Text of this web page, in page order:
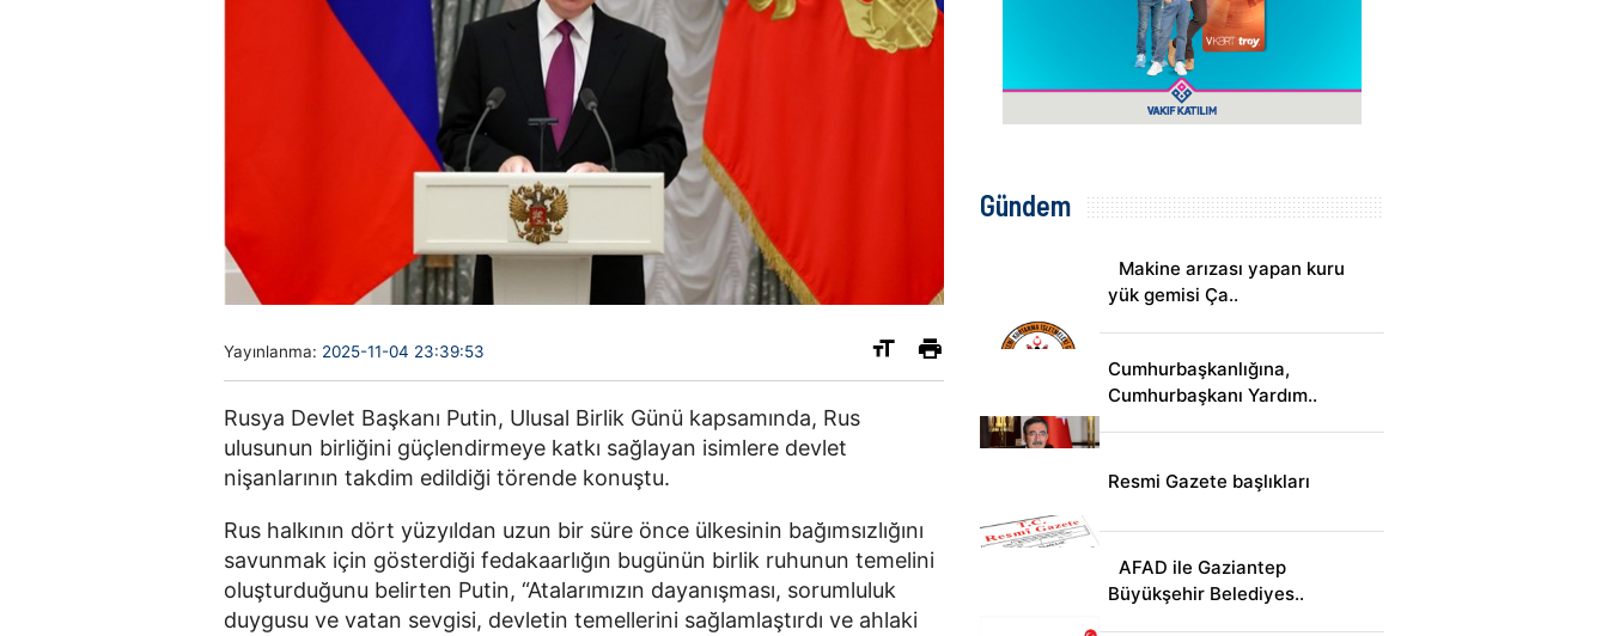
Yayınlanma: 2025-11-04 23:39:53
Rusya Devlet Başkanı Putin, Ulusal Birlik Günü kapsamında, Rus
ulusunun birliğini güçlendirmeye katkı sağlayan isimlere devlet
nişanlarının takdim edildiği törende konuştu.
Rus halkının dört yüzyıldan uzun bir süre önce ülkesinin bağımsızlığını
savunmak için gösterdiği fedakaarlığın bugünün birlik ruhunun temelini
oluşturduğunu belirten Putin, “Atalarımızın dayanışması, sorumluluk
duygusu ve vatan sevgisi, devletin temellerini sağlamlaştırdı ve ahlaki
Gündem
Makine arızası yapan kuru
yük gemisi Ça..
Cumhurbaşkanlığına,
Cumhurbaşkanı Yardım..
Resmi Gazete başlıkları
AFAD ile Gaziantep
Büyükşehir Belediyes..